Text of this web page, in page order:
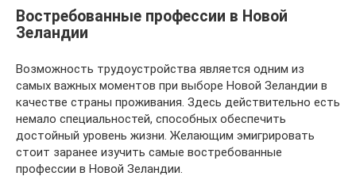
Востребованные профессии в Новой
Зеландии
Возможность трудоустройства является одним из
самых важных моментов при выборе Новой Зеландии в
качестве страны проживания. Здесь действительно есть
немало специальностей, способных обеспечить
достойный уровень жизни. Желающим эмигрировать
стоит заранее изучить самые востребованные
профессии в Новой Зеландии.